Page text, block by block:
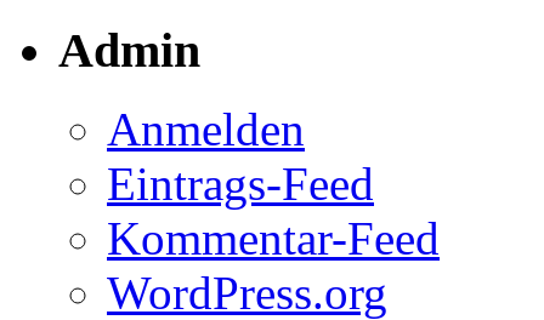
Admin
Anmelden
Eintrags-Feed
Kommentar-Feed
WordPress.org